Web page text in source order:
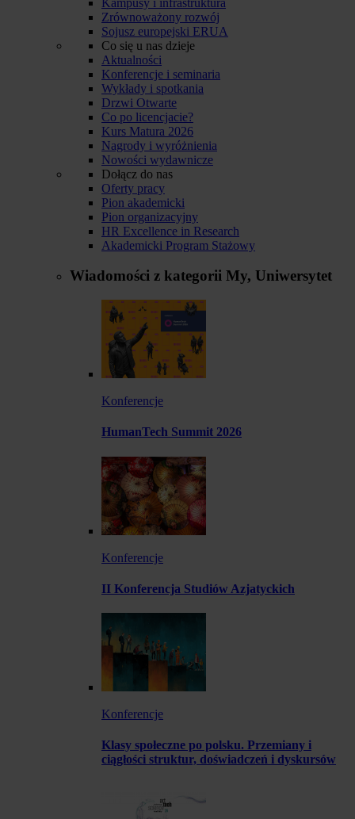
Zrównoważony rozwój
Sojusz europejski ERUA
Co się u nas dzieje
Aktualności
Konferencje i seminaria
Wykłady i spotkania
Drzwi Otwarte
Co po licencjacie?
Kurs Matura 2026
Nagrody i wyróżnienia
Nowości wydawnicze
Dołącz do nas
Oferty pracy
Pion akademicki
Pion organizacyjny
HR Excellence in Research
Akademicki Program Stażowy
Wiadomości z kategorii My, Uniwersytet
Konferencje
HumanTech Summit 2026
Konferencje
II Konferencja Studiów Azjatyckich
Konferencje
Klasy społeczne po polsku. Przemiany i
ciągłości struktur, doświadczeń i dyskursów